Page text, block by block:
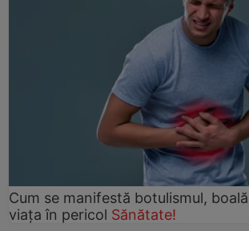
Cum se manifestă botulismul,
viaţa în pericol Sănătate!